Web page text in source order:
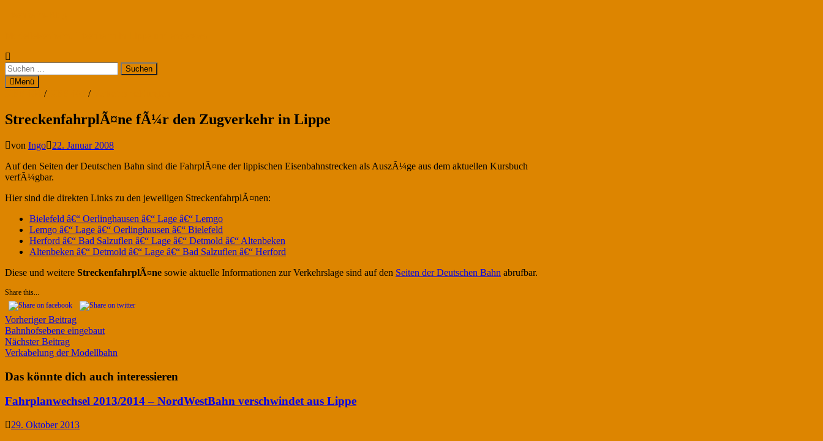
Suchen
nach:Menü
/ /
StreckenfahrplÃ¤ne fÃ¼r den Zugverkehr in Lippe
von Ingo
22. Januar 2008
Auf den Seiten der Deutschen Bahn sind die FahrplÃ¤ne der lippischen Eisenbahnstrecken als AuszÃ¼ge aus dem aktuellen Kursbuch
verfÃ¼gbar.
Hier sind die direkten Links zu den jeweiligen StreckenfahrplÃ¤nen:
Bielefeld â€“ Oerlinghausen â€“ Lage â€“ Lemgo
Lemgo â€“ Lage â€“ Oerlinghausen â€“ Bielefeld
Herford â€“ Bad Salzuflen â€“ Lage â€“ Detmold â€“ Altenbeken
Altenbeken â€“ Detmold â€“ Lage â€“ Bad Salzuflen â€“ Herford
Diese und weitere StreckenfahrplÃ¤ne sowie aktuelle Informationen zur Verkehrslage sind auf den Seiten der Deutschen Bahn abrufbar.
Share this...
Beitragsnavigation
Vorheriger BeitragVorheriger
Beitrag:
Bahnhofsebene eingebaut
Nächster BeitragNächster
Beitrag:
Verkabelung der Modellbahn
Das könnte dich auch interessieren
Fahrplanwechsel 2013/2014 – NordWestBahn verschwindet aus Lippe
29. Oktober 2013